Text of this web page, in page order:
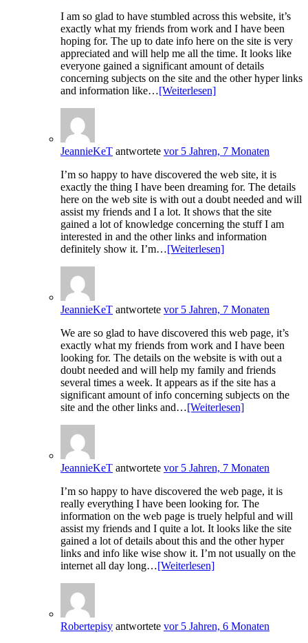
I am so glad to have stumbled across this website, it’s
exactly what my friends from work and I have been
hoping for. The up to date info here on the site is very
appreciated and will help me all the time. It looks like
everyone gained a significant amount of details
concerning subjects on the site and the other hyper links
and information like…[Weiterlesen]
JeannieKeT antwortete vor 5 Jahren, 7 Monaten
I’m so happy to have discovered the web site, it is
exactly the thing I have been dreaming for. The details
here on the web site is with out a doubt needed and will
assist my friends and I a lot. It shows that the site
gained a lot of knowledge concerning the stuff I am
interested in and the other links and information
definitely show it. I’m…[Weiterlesen]
JeannieKeT antwortete vor 5 Jahren, 7 Monaten
We are so glad to have discovered this web page, it’s
exactly what my friends from work and I have been
looking for. The details on the website is with out a
doubt needed and will help my family and friends
several times a week. It appears as if the site has a
significant amount of info concerning subjects on the
site and the other links and…[Weiterlesen]
JeannieKeT antwortete vor 5 Jahren, 7 Monaten
I’m so happy to have discovered the web page, it is
really everything I have been looking for. The
information on the web page is truely helpful and will
assist my friends and I quite a lot. It looks like the site
gained a lot of details about this and the other hyper
links and info like wise show it. I’m not usually on the
internet all day long…[Weiterlesen]
Robertepisy antwortete vor 5 Jahren, 6 Monaten